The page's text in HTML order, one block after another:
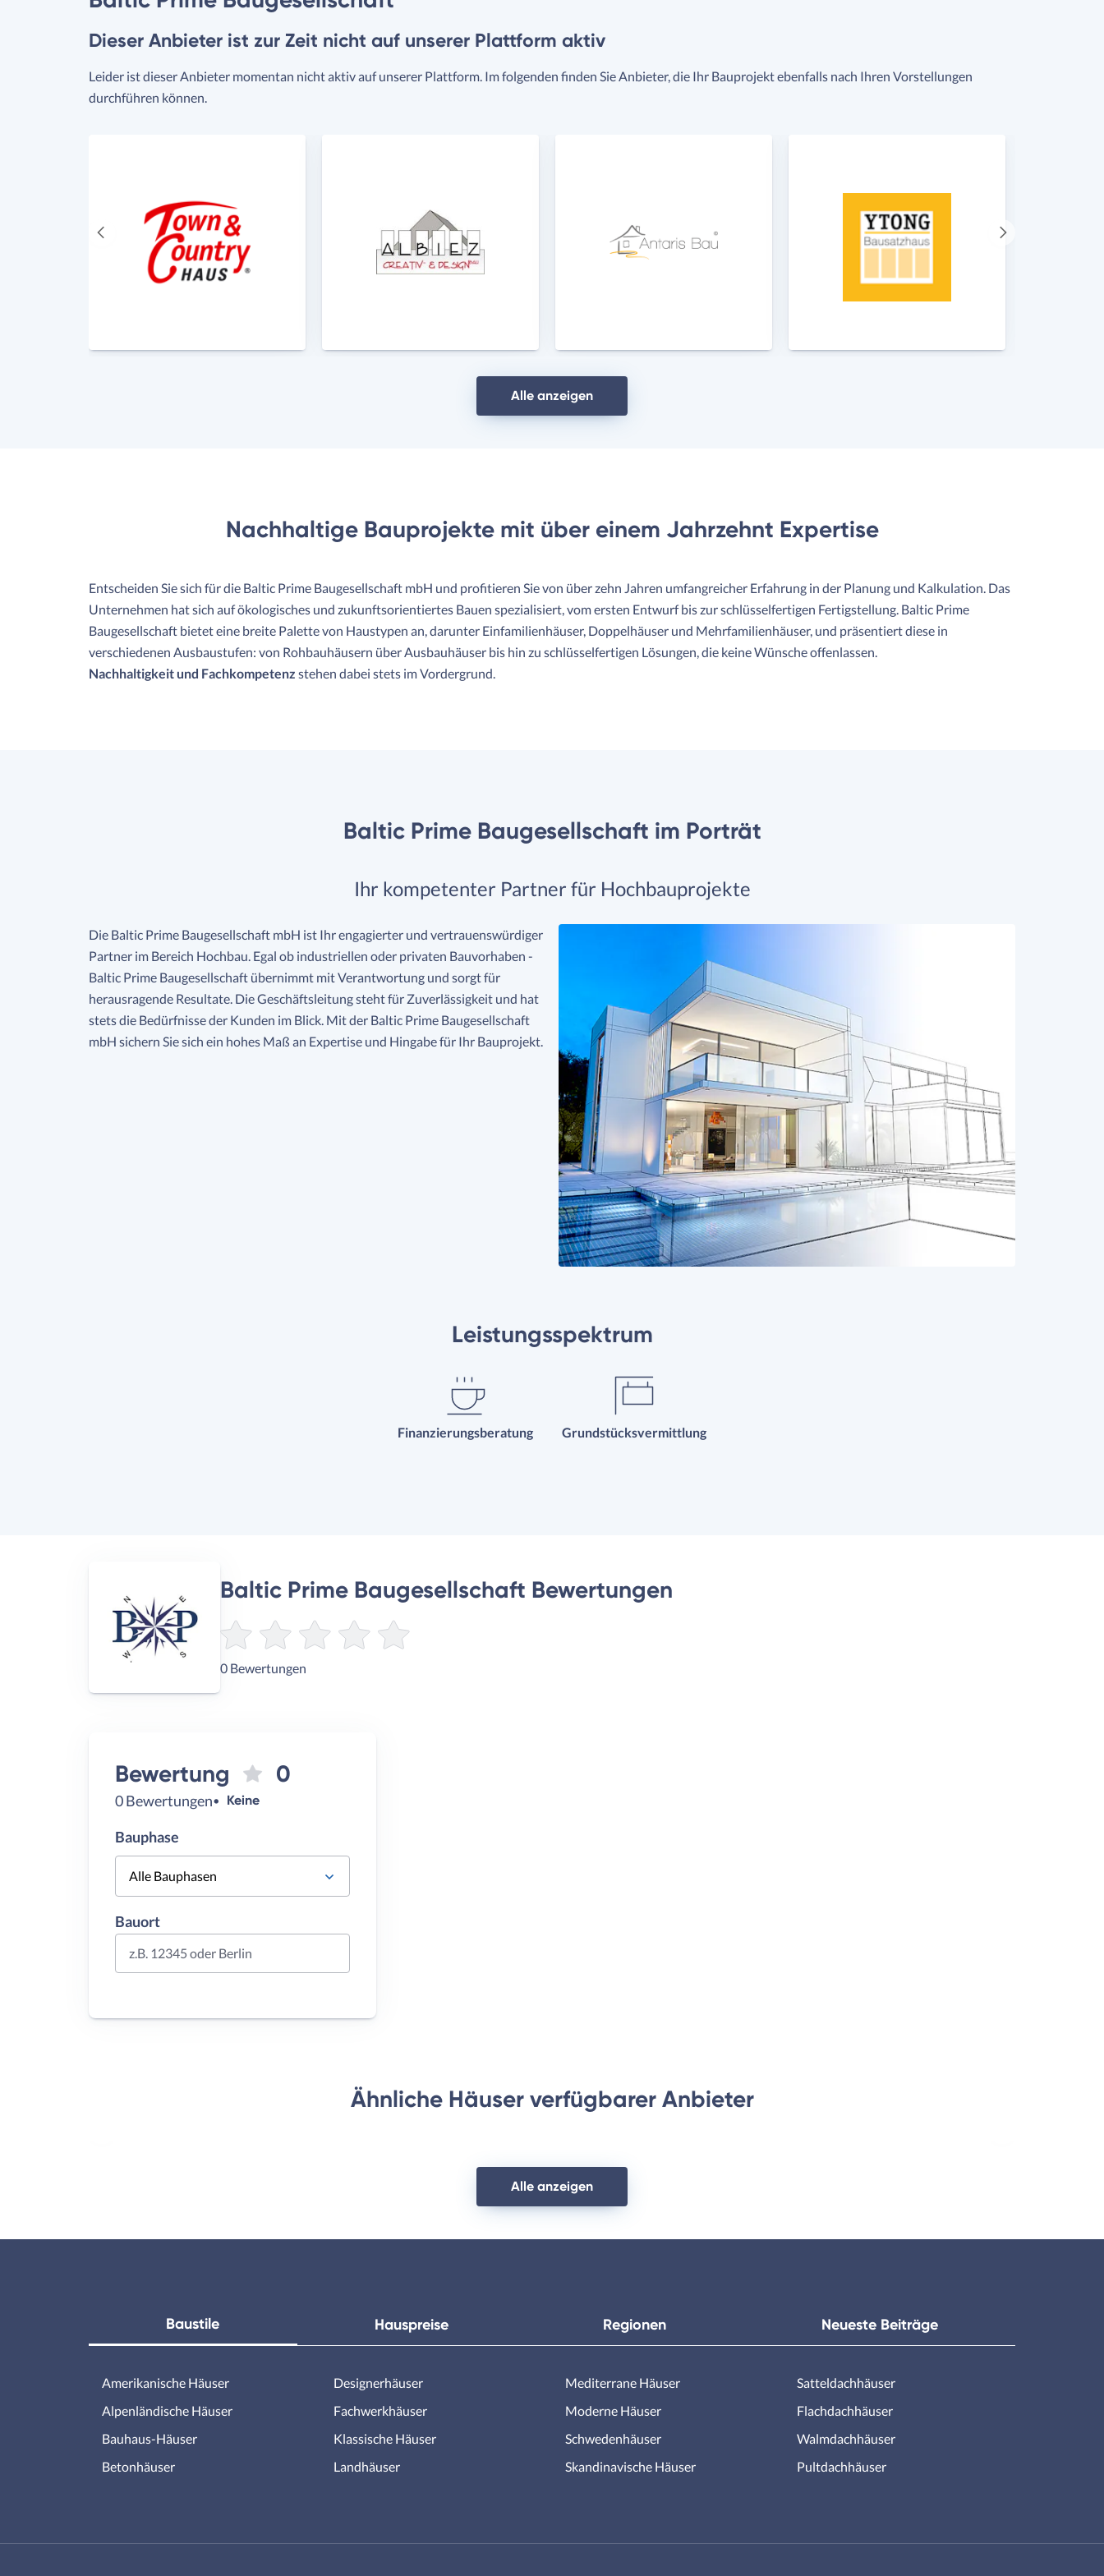
Dieser Anbieter ist zur Zeit nicht auf unserer Plattform aktiv
Leider ist dieser Anbieter momentan nicht aktiv auf unserer Plattform. Im folgenden finden Sie Anbieter, die Ihr Bauprojekt ebenfalls nach Ihren Vorstellungen
durchführen können.
Vorheriger
Alle anzeigen
Nachhaltige Bauprojekte mit über einem Jahrzehnt Expertise
Entscheiden Sie sich für die Baltic Prime Baugesellschaft mbH und profitieren Sie von über zehn Jahren umfangreicher Erfahrung in der Planung und Kalkulation. Das
Unternehmen hat sich auf ökologisches und zukunftsorientiertes Bauen spezialisiert, vom ersten Entwurf bis zur schlüsselfertigen Fertigstellung. Baltic Prime
Baugesellschaft bietet eine breite Palette von Haustypen an, darunter Einfamilienhäuser, Doppelhäuser und Mehrfamilienhäuser, und präsentiert diese in
verschiedenen Ausbaustufen: von Rohbauhäusern über Ausbauhäuser bis hin zu schlüsselfertigen Lösungen, die keine Wünsche offenlassen.
Nachhaltigkeit und Fachkompetenz stehen dabei stets im Vordergrund.
Baltic Prime Baugesellschaft im Porträt
Ihr kompetenter Partner für Hochbauprojekte
Die Baltic Prime Baugesellschaft mbH ist Ihr engagierter und vertrauenswürdiger
Partner im Bereich Hochbau. Egal ob industriellen oder privaten Bauvorhaben -
Baltic Prime Baugesellschaft übernimmt mit Verantwortung und sorgt für
herausragende Resultate. Die Geschäftsleitung steht für Zuverlässigkeit und hat
stets die Bedürfnisse der Kunden im Blick. Mit der Baltic Prime Baugesellschaft
mbH sichern Sie sich ein hohes Maß an Expertise und Hingabe für Ihr Bauprojekt.
Leistungsspektrum
Finanzierungsberatung Grundstücksvermittlung
Baltic Prime Baugesellschaft Bewertungen
0 Bewertungen
Bewertung 0
0 Bewertungen Keine
Bauphase
Alle Bauphasen
Bauort
z.B. 12345 oder Berlin
Ähnliche Häuser verfügbarer Anbieter
Alle anzeigen
Baustile Hauspreise Regionen Neueste Beiträge
Amerikanische Häuser
Alpenländische Häuser
Bauhaus-Häuser
Betonhäuser
Designerhäuser
Fachwerkhäuser
Klassische Häuser
Landhäuser
Mediterrane Häuser
Moderne Häuser
Schwedenhäuser
Skandinavische Häuser
Satteldachhäuser
Flachdachhäuser
Walmdachhäuser
Pultdachhäuser